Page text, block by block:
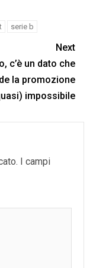
serie b
Next
c’è un dato che
la promozione
impossibile
I campi